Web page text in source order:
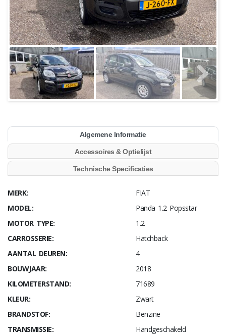
Algemene Informatie
Accessoires & Optielijst
Technische Specificaties
MERK:
FIAT
MODEL:
Panda 1.2 Popsstar
MOTOR TYPE:
1.2
CARROSSERIE:
Hatchback
AANTAL DEUREN:
4
BOUWJAAR:
2018
KILOMETERSTAND:
71689
KLEUR:
Zwart
BRANDSTOF:
Benzine
TRANSMISSIE:
Handgeschakeld